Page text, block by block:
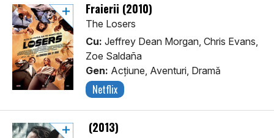
Fraierii (2010)
The Losers
Cu: Jeffrey Dean Morgan, Chris Evans,
Zoe Saldaña
Gen: Acţiune, Aventuri, Dramă
Netflix
(2013)